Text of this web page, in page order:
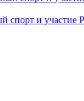
спорт и